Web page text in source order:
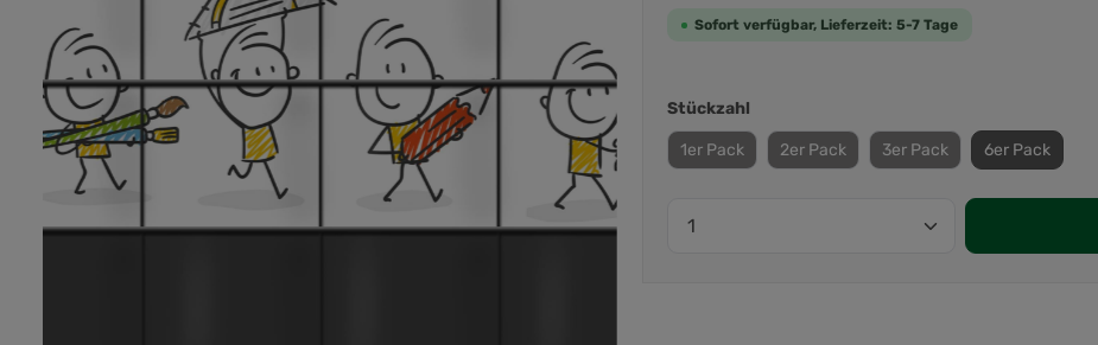
Sofort verfügbar, Lieferzeit: 5-7 Tage
Stückzahl
1er Pack 2er Pack 3er Pack 6er Pack